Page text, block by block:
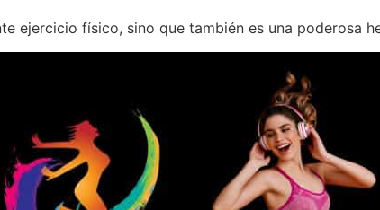
ejercicio físico, sino que también es una poderosa